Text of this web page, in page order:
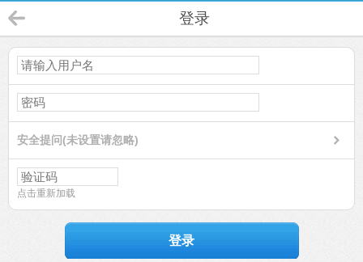
登录
安全提问(未设置请忽略)
点击重新加载
登录